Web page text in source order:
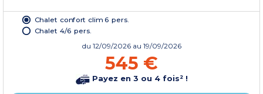
Chalet confort clim 6 pers.
Chalet 4/6 pers.
du 12/09/2026 au 19/09/2026
545 €
Payez en 3 ou 4 fois² !